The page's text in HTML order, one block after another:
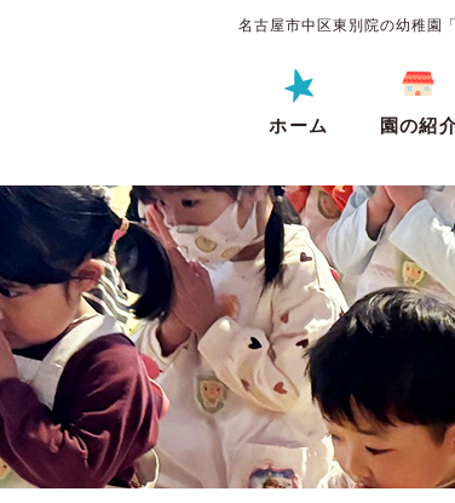
名古屋市中区東別院の幼稚園
ホーム 園の紹